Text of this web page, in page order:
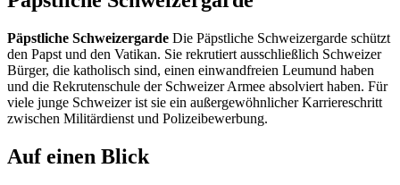
Päpstliche Schweizergarde Die Päpstliche Schweizergarde schützt
den Papst und den Vatikan. Sie rekrutiert ausschließlich Schweizer
Bürger, die katholisch sind, einen einwandfreien Leumund haben
und die Rekrutenschule der Schweizer Armee absolviert haben. Für
viele junge Schweizer ist sie ein außergewöhnlicher Karriereschritt
zwischen Militärdienst und Polizeibewerbung.
Auf einen Blick